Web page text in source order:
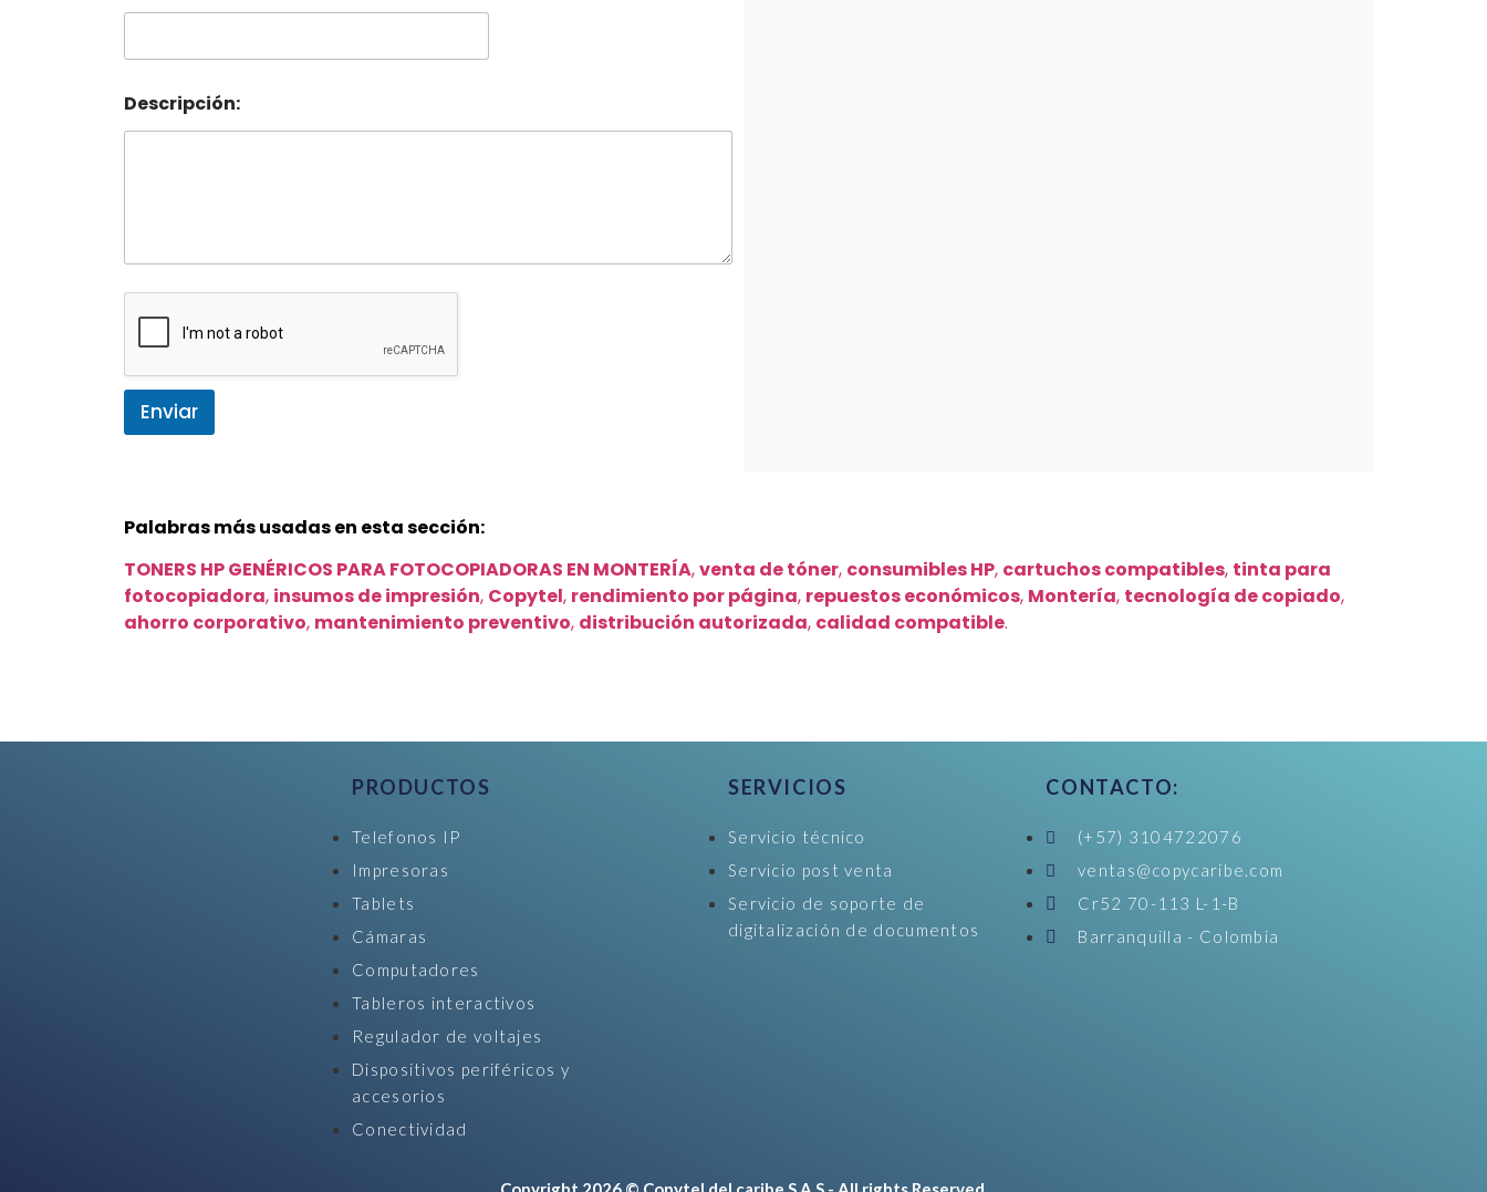
Descripción:
Enviar
Palabras más usadas en esta sección:
TONERS HP GENÉRICOS PARA FOTOCOPIADORAS EN MONTERÍA,venta de tóner, consumibles HP, cartuchos compatibles, tinta para
fotocopiadora, insumos de impresión, Copytel, rendimiento por página, repuestos económicos, Montería, tecnología de copiado,
ahorro corporativo, mantenimiento preventivo, distribución autorizada, calidad compatible.
PRODUCTOS
Telefonos IP
Impresoras
Tablets
Cámaras
Computadores
Tableros interactivos
Regulador de voltajes
Dispositivos periféricos y
accesorios
Conectividad
SERVICIOS
Servicio técnico
Servicio post venta
Servicio de soporte de
digitalización de documentos
CONTACTO:
(+57) 3104722076
ventas@copycaribe.com
Cr52 70-113 L-1-B
Barranquilla - Colombia